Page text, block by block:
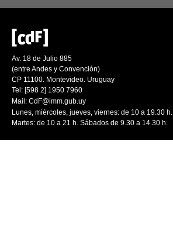
Av. 18 de Julio 885
(entre Andes y Convención)
CP 11100. Montevideo. Uruguay
Tel: [598 2] 1950 7960
Mail: CdF@imm.gub.uy
Lunes, miércoles, jueves, viernes: de 10 a 19.30 h.
Martes: de 10 a 21 h. Sábados de 9.30 a 14.30 h.